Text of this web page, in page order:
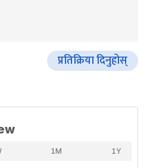
प्रतिक्रिया दिनुहोस्